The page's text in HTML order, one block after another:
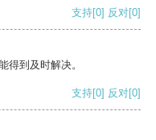
支持[0] 反对[0]
得到及时解决。
支持[0] 反对[0]